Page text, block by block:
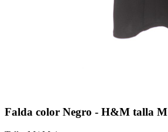
Falda color Negro - H&M talla M